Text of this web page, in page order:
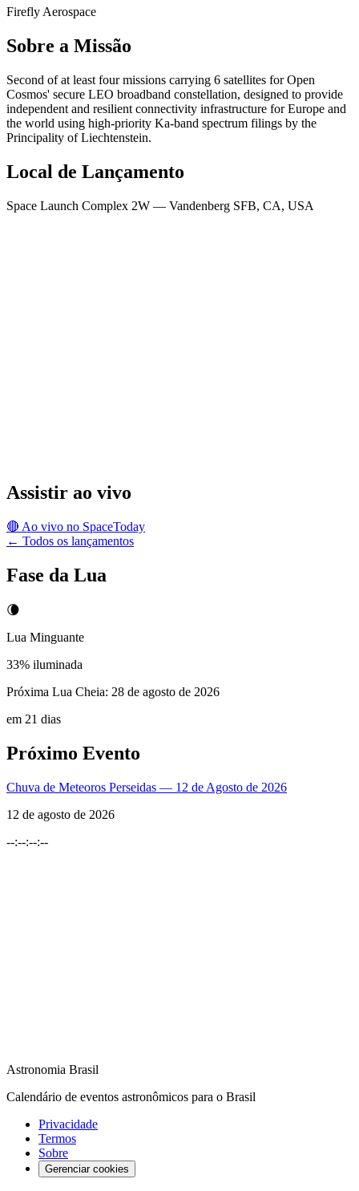
Firefly Aerospace
Sobre a Missão
Second of at least four missions carrying 6 satellites for Open
Cosmos' secure LEO broadband constellation, designed to provide
independent and resilient connectivity infrastructure for Europe and
the world using high-priority Ka-band spectrum filings by the
Principality of Liechtenstein.
Local de Lançamento
Space Launch Complex 2W — Vandenberg SFB, CA, USA
Assistir ao vivo
🔴 Ao vivo no SpaceToday
← Todos os lançamentos
Fase da Lua
🌘
Lua Minguante
33% iluminada
Próxima Lua Cheia: 28 de agosto de 2026
em 21 dias
Próximo Evento
Chuva de Meteoros Perseidas — 12 de Agosto de 2026
12 de agosto de 2026
--:--:--:--
Astronomia Brasil
Calendário de eventos astronômicos para o Brasil
Privacidade
Termos
Sobre
Gerenciar cookies